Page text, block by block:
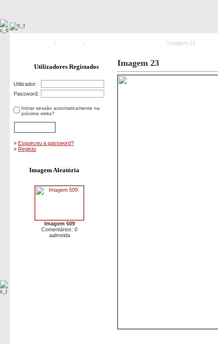
/ / / Imagem 23
Utilizadores Registados
Utilizador:
Password:
Iniciar sessão automaticamente na
próxima visita?
» Esqueceu a password?
» Registo
Imagem Aleatória
Imagem 509
Comentários: 0
aalmeida
Imagem 23